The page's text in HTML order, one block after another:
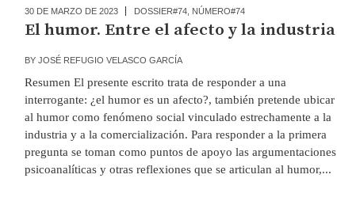
30 DE MARZO DE 2023 DOSSIER#74, NÚMERO#74
El humor. Entre el afecto y la industria
BY JOSÉ REFUGIO VELASCO GARCÍA
Resumen El presente escrito trata de responder a una
interrogante: ¿el humor es un afecto?, también pretende ubicar
al humor como fenómeno social vinculado estrechamente a la
industria y a la comercialización. Para responder a la primera
pregunta se toman como puntos de apoyo las argumentaciones
psicoanalíticas y otras reflexiones que se articulan al humor,...